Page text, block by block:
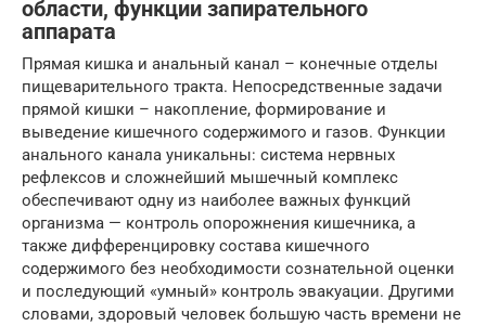
области, функции запирательного
аппарата
Прямая кишка и анальный канал – конечные отделы
пищеварительного тракта. Непосредственные задачи
прямой кишки – накопление, формирование и
выведение кишечного содержимого и газов. Функции
анального канала уникальны: система нервных
рефлексов и сложнейший мышечный комплекс
обеспечивают одну из наиболее важных функций
организма — контроль опорожнения кишечника, а
также дифференцировку состава кишечного
содержимого без необходимости сознательной оценки
и последующий «умный» контроль эвакуации. Другими
словами, здоровый человек большую часть времени не